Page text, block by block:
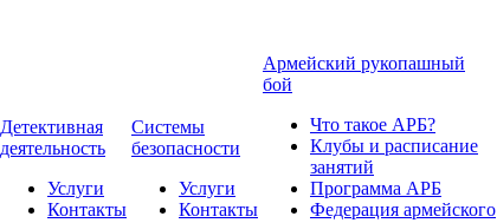
Детективная
деятельность
Услуги
Контакты
Системы
безопасности
Услуги
Контакты
Армейский рукопашный
бой
Что такое АРБ?
Клубы и расписание
занятий
Программа АРБ
Федерация армейского